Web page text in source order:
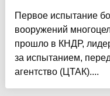
Первое испытание
вооружений
прошло в КНДР,
за испытанием,
агентство (ЦТАК)....